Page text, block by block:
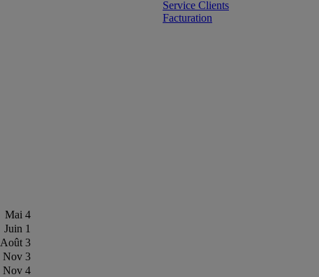
Service Clients
Facturation
Mai 4
Juin 1
Août 3
Nov 3
Nov 4